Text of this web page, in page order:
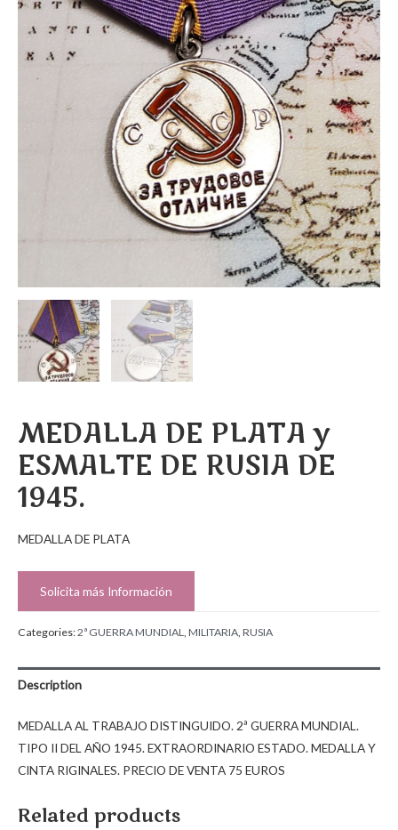
MEDALLA DE PLATA y
ESMALTE DE RUSIA DE
1945.
MEDALLA DE PLATA
Solicita más Información
Categories:2ª GUERRA MUNDIAL, MILITARIA, RUSIA
Description
MEDALLA AL TRABAJO DISTINGUIDO. 2ª GUERRA MUNDIAL.
TIPO II DEL AÑO 1945. EXTRAORDINARIO ESTADO. MEDALLA Y
CINTA RIGINALES. PRECIO DE VENTA 75 EUROS
Related products